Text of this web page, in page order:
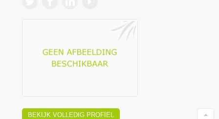
BEKIJK VOLLEDIG PROFIEL